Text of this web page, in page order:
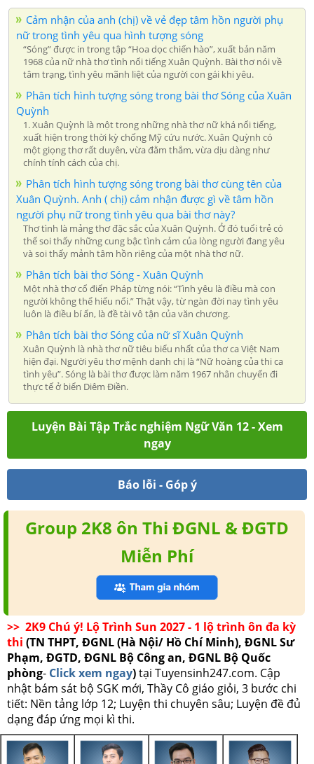
Cảm nhận của anh (chị) về vẻ đẹp tâm hồn người phụ
nữ trong tình yêu qua hình tượng sóng
“Sóng” được in trong tập “Hoa dọc chiến hào”, xuất bản năm
1968 của nữ nhà thơ tình nổi tiếng Xuân Quỳnh. Bài thơ nói về
tâm trạng, tình yêu mãnh liệt của người con gái khi yêu.
Phân tích hình tượng sóng trong bài thơ Sóng của Xuân
Quỳnh
1. Xuân Quỳnh là một trong những nhà thơ nữ khá nổi tiếng,
xuất hiện trong thời kỳ chống Mỹ cứu nước. Xuân Quỳnh có
một giọng thơ rất duyên, vừa đằm thắm, vừa dịu dàng như
chính tính cách của chị.
Phân tích hình tượng sóng trong bài thơ cùng tên của
Xuân Quỳnh. Anh ( chị) cảm nhận được gì về tâm hồn
người phụ nữ trong tình yêu qua bài thơ này?
Thơ tình là mảng thơ đặc sắc của Xuân Quỳnh. Ở đó tuổi trẻ có
thể soi thấy những cung bậc tình cảm của lòng người đang yêu
và soi thấy mảnh tâm hồn riêng của một nhà thơ nữ.
Phân tích bài thơ Sóng - Xuân Quỳnh
Một nhà thơ cổ điển Pháp từng nói: “Tình yêu là điều mà con
người không thể hiểu nổi.” Thật vậy, từ ngàn đời nay tình yêu
luôn là điều bí ẩn, là đề tài vô tận của văn chương.
Phân tích bài thơ Sóng của nữ sĩ Xuân Quỳnh
Xuân Quỳnh là nhà thơ nữ tiêu biểu nhất của thơ ca Việt Nam
hiện đại. Người yêu thơ mệnh danh chị là “Nữ hoàng của thi ca
tình yêu”. Sóng là bài thơ được làm năm 1967 nhân chuyến đi
thực tế ở biển Diêm Điền.
Luyện Bài Tập Trắc nghiệm Ngữ Văn 12 - Xem
ngay
Báo lỗi - Góp ý
Group 2K8 ôn Thi ĐGNL & ĐGTD
Miễn Phí
>> 2K9 Chú ý! Lộ Trình Sun 2027 - 1 lộ trình ôn đa kỳ
thi (TN THPT, ĐGNL (Hà Nội/ Hồ Chí Minh), ĐGNL Sư
Phạm, ĐGTD, ĐGNL Bộ Công an, ĐGNL Bộ Quốc
phòng- Click xem ngay)tại Tuyensinh247.com. Cập
nhật bám sát bộ SGK mới, Thầy Cô giáo giỏi, 3 bước chi
tiết: Nền tảng lớp 12; Luyện thi chuyên sâu; Luyện đề đủ
dạng đáp ứng mọi kì thi.